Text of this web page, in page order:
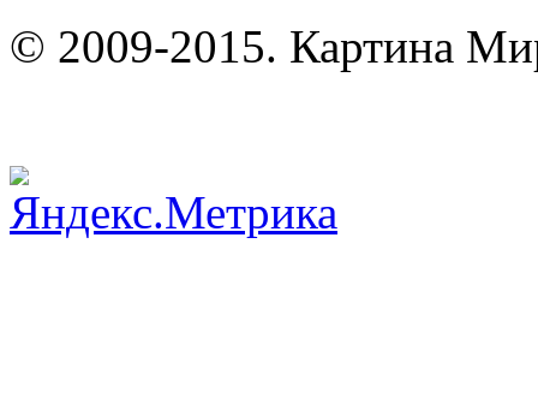
© 2009-2015. Картина